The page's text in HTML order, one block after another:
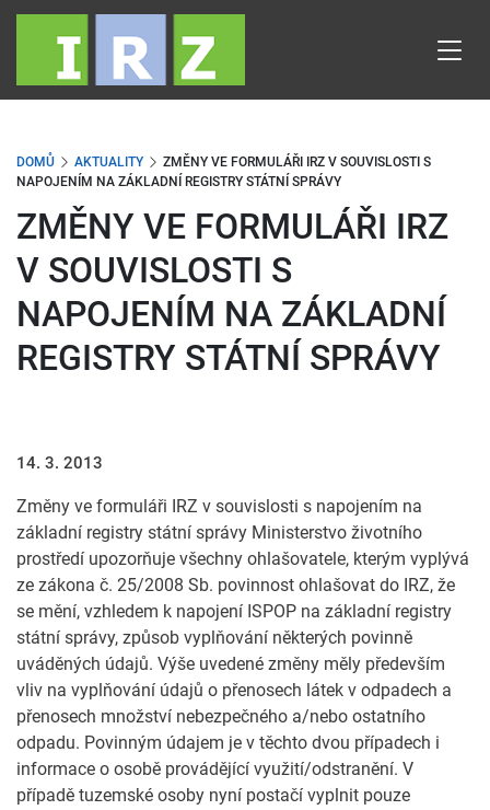
Přejít
obsahu
DOMŮ AKTUALITY
ZMĚNY VE FORMULÁŘI IRZ V SOUVISLOSTI S
NAPOJENÍM NA ZÁKLADNÍ REGISTRY STÁTNÍ SPRÁVY
ZMĚNY VE FORMULÁŘI IRZ
V SOUVISLOSTI S
NAPOJENÍM NA ZÁKLADNÍ
REGISTRY STÁTNÍ SPRÁVY
14. 3. 2013
Změny ve formuláři IRZ v souvislosti s napojením na
základní registry státní správy Ministerstvo životního
prostředí upozorňuje všechny ohlašovatele, kterým vyplývá
ze zákona č. 25/2008 Sb. povinnost ohlašovat do IRZ, že
se mění, vzhledem k napojení ISPOP na základní registry
státní správy, způsob vyplňování některých povinně
uváděných údajů. Výše uvedené změny měly především
vliv na vyplňování údajů o přenosech látek v odpadech a
přenosech množství nebezpečného a/nebo ostatního
odpadu. Povinným údajem je v těchto dvou případech i
informace o osobě provádějící využití/odstranění. V
případě tuzemské osoby nyní postačí vyplnit pouze